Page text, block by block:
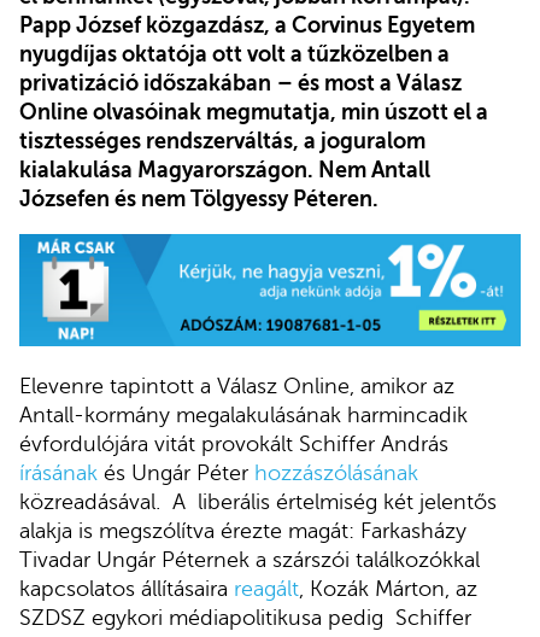
Papp József közgazdász, a Corvinus Egyetem
nyugdíjas oktatója ott volt a tűzközelben a
privatizáció időszakában – és most a Válasz
Online olvasóinak megmutatja, min úszott el a
tisztességes rendszerváltás, a joguralom
kialakulása Magyarországon. Nem Antall
Józsefen és nem Tölgyessy Péteren.
Elevenre tapintott a Válasz Online, amikor az
Antall-kormány megalakulásának harmincadik
évfordulójára vitát provokált Schiffer András
írásának és Ungár Péter hozzászólásának
közreadásával. A liberális értelmiség két jelentős
alakja is megszólítva érezte magát: Farkasházy
Tivadar Ungár Péternek a szárszói találkozókkal
kapcsolatos állításaira reagált, Kozák Márton, az
SZDSZ egykori médiapolitikusa pedig Schiffer